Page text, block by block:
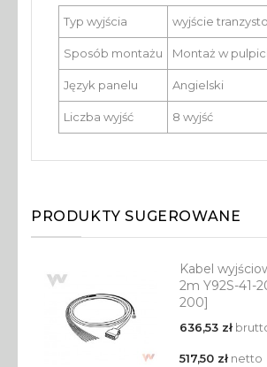
Typ wyjścia wyjście
Sposób montażu Montaż w
Język panelu Angielski
Liczba wyjść 8 wyjść
PRODUKTY SUGEROWANE
Kabel
2m Y92S-41-
200]
636,53 zł
517,50 złnetto